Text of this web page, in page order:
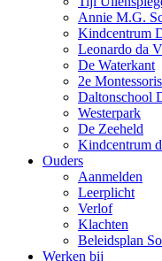
Annie M.G.
Kindcentrum
Leonardo da
De Waterkant
2e
Daltonschool
Westerpark
De Zeeheld
Kindcentrum
Ouders
Aanmelden
Leerplicht
Verlof
Klachten
Beleidsplan
Werken bij